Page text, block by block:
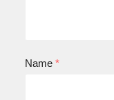
Name*